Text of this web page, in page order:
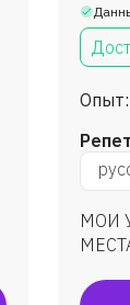
Опыт:
МОИ